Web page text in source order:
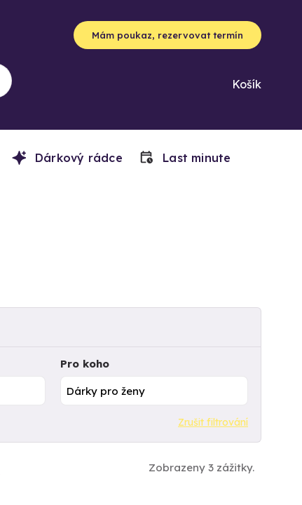
Mám poukaz, rezervovat termín
Košík
Dárkový rádce Last minute
Pro koho
Zrušit filtrování
Zobrazeny 3 zážitky.